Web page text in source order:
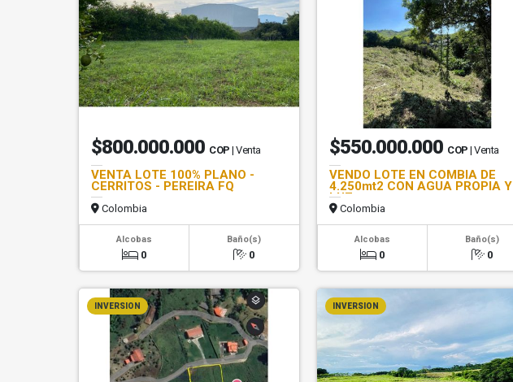
$800.000.000 COP | Venta
VENTA LOTE 100% PLANO -
CERRITOS - PEREIRA FQ
Colombia
Alcobas
0
Baño(s)
0
$550.000.000 COP | Venta
VENDO LOTE EN COMBIA DE
4.250mt2 CON AGUA PROPIA Y
LUZ
Colombia
Alcobas
0
Baño(s)
0
INVERSION INVERSION